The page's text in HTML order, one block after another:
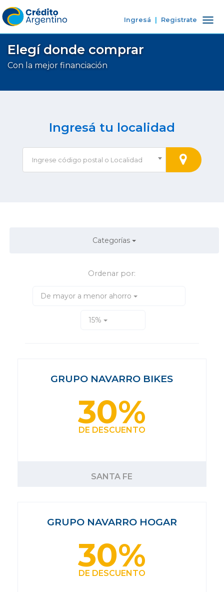
Ingresá Registrate
Elegí donde comprar
Con la mejor financiación
Ingresá tu localidad
Ingrese código postal o Localidad
Categorías
Ordenar por:
De mayor a menor ahorro
15%
GRUPO NAVARRO BIKES
30%
DE DESCUENTO
SANTA FE
GRUPO NAVARRO HOGAR
30%
DE DESCUENTO